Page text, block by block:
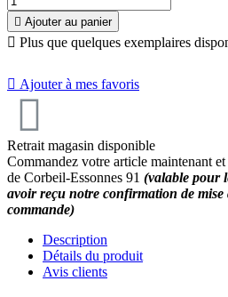
10/10(2 avis)
 Ajouter au panier
 Plus que quelques exemplaires
 Ajouter à mes favoris
Retrait magasin disponible
Commandez votre article maintenant
de Corbeil-Essonnes 91 (valable pour
avoir reçu notre confirmation de mise
commande)
Description
Détails du produit
Avis clients